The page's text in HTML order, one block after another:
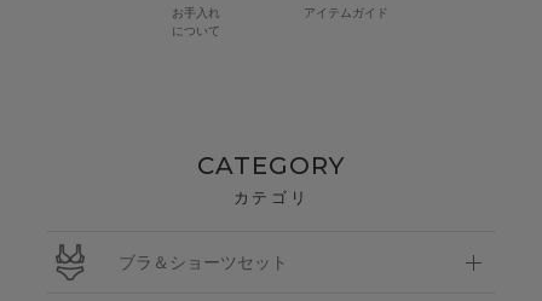
お手入れ
について
アイテムガイド
CATEGORY
カテゴリ
ブラ＆ショーツセット